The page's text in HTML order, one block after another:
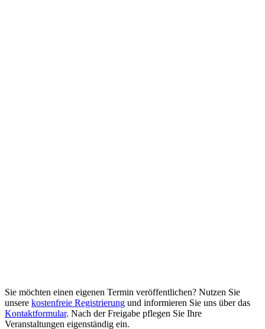
Sie möchten einen eigenen Termin veröffentlichen? Nutzen Sie
unsere kostenfreie Registrierung und informieren Sie uns über das
Kontaktformular. Nach der Freigabe pflegen Sie Ihre
Veranstaltungen eigenständig ein.